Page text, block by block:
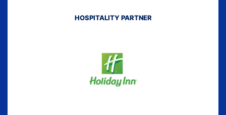
HOSPITALITY PARTNER